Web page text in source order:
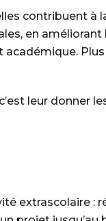
contribuent à
en
leur donner
extrascolaire :